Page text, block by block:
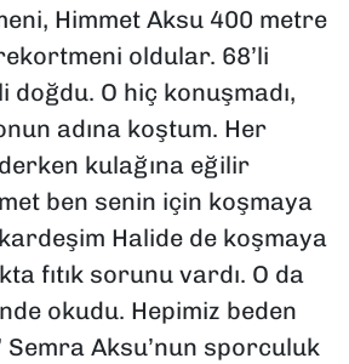
Himmet Aksu 400 metre
oldular. 68’li
doğdu. O hiç konuşmadı,
adına koştum. Her
kulağına eğilir
ben senin için koşmaya
kardeşim Halide de koşmaya
fıtık sorunu vardı. O da
okudu. Hepimiz beden
Semra Aksu’nun sporculuk